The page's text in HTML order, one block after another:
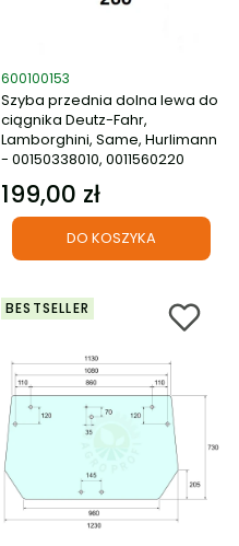
Kod produktu
600100153
Szyba przednia dolna lewa do
ciągnika Deutz-Fahr,
Lamborghini, Same, Hurlimann
- 00150338010, 0011560220
Cena
199,00 zł
DO KOSZYKA
BESTSELLER